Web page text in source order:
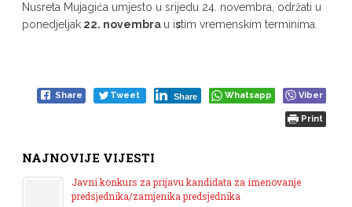
Nusreta Mujagića umjesto u srijedu 24. novembra, održati u
ponedjeljak22. novembra u istim vremenskim terminima.
Share Tweet Share Whatsapp Viber
Print
NAJNOVIJE VIJESTI
Javni konkurs za prijavu kandidata za imenovanje
predsjednika/zamjenika predsjednika